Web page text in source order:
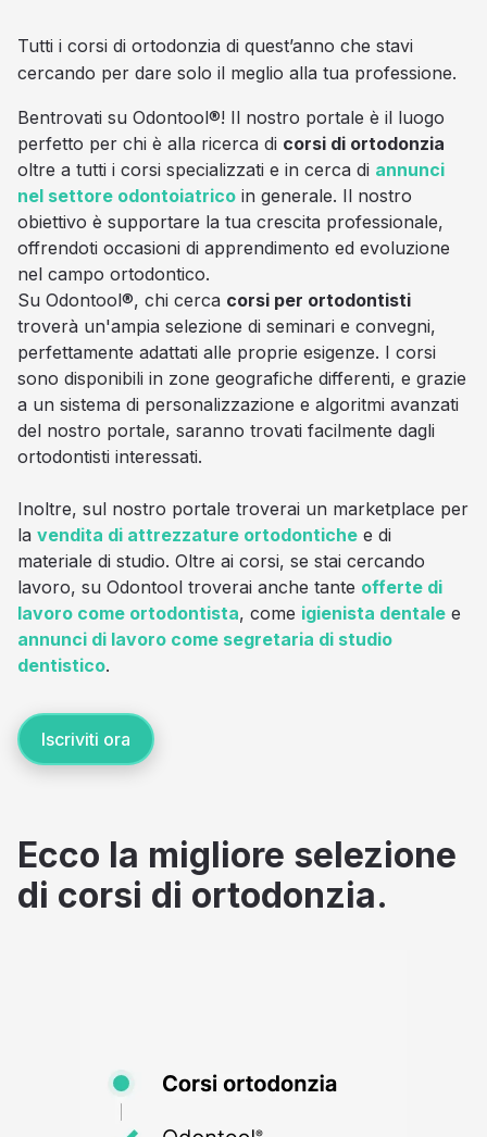
Tutti i corsi di ortodonzia di quest’anno che stavi
cercando per dare solo il meglio alla tua professione.
Bentrovati su Odontool®! Il nostro portale è il luogo
perfetto per chi è alla ricerca di corsi di ortodonzia
oltre a tutti i corsi specializzati e in cerca di annunci
nel settore odontoiatrico in generale. Il nostro
obiettivo è supportare la tua crescita professionale,
offrendoti occasioni di apprendimento ed evoluzione
nel campo ortodontico.
Su Odontool®, chi cerca corsi per ortodontisti
troverà un'ampia selezione di seminari e convegni,
perfettamente adattati alle proprie esigenze. I corsi
sono disponibili in zone geografiche differenti, e grazie
a un sistema di personalizzazione e algoritmi avanzati
del nostro portale, saranno trovati facilmente dagli
ortodontisti interessati.
Inoltre, sul nostro portale troverai un marketplace per
la vendita di attrezzature ortodontiche e di
materiale di studio. Oltre ai corsi, se stai cercando
lavoro, su Odontool troverai anche tante offerte di
lavoro come ortodontista, come igienista dentale e
annunci di lavoro come segretaria di studio
dentistico.
Iscriviti ora
Ecco la migliore selezione
di corsi di ortodonzia.